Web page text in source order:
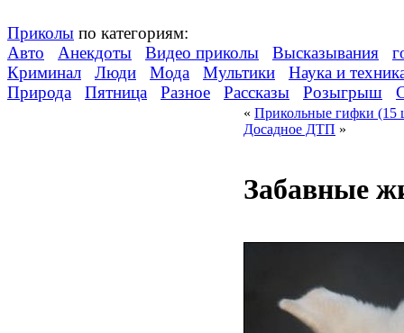
Приколы по категориям:
Авто
Анекдоты Видео приколы Высказывания
Криминал
Люди Мода Мультики
Наука и
Природа
Пятница Разное Рассказы Розыгрыш
« Прикольные гифки (15
Досадное ДТП »
Забавные